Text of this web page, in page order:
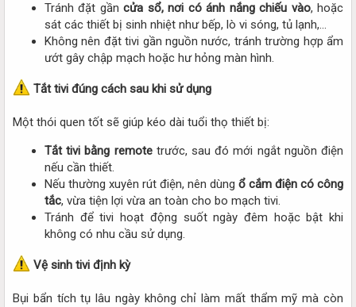
Tránh đặt gầncửa sổ, nơi có ánh nắng chiếu vào, hoặc
sát các thiết bị sinh nhiệt như bếp, lò vi sóng, tủ lạnh,...​
Không nên đặt tivi gần nguồn nước, tránh trường hợp ẩm
ướt gây chập mạch hoặc hư hỏng màn hình.​
Tắt tivi đúng cách sau khi sử dụng
Một thói quen tốt sẽ giúp kéo dài tuổi thọ thiết bị:​
Tắt tivi bằng remotetrước, sau đó mới ngắt nguồn điện
nếu cần thiết.​
Nếu thường xuyên rút điện, nên dùng ổ cắm điện có công
tắc, vừa tiện lợi vừa an toàn cho bo mạch tivi.​
Tránh để tivi hoạt động suốt ngày đêm hoặc bật khi
không có nhu cầu sử dụng.​
Vệ sinh tivi định kỳ
Bụi bẩn tích tụ lâu ngày không chỉ làm mất thẩm mỹ mà còn